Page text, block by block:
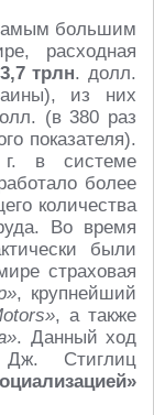
большим
расходная
3,7 трлн. долл.
из них
(в 380 раз
показателя).
в системе
более
количества
Во время
были
страховая
, крупнейший
, а также
. Данный ход
Дж. Стиглиц